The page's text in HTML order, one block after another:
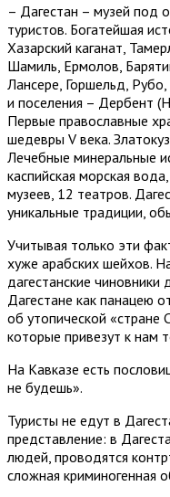
– Дагестан – музей под
туристов. Богатейшая
Хазарский каганат,
Шамиль, Ермолов,
Лансере, Горшельд,
и поселения – Дербент
Первые православные
шедевры V века.
Лечебные минеральные
каспийская морская
музеев, 12 театров.
уникальные традиции,
Учитывая только эти
хуже арабских шейхов.
дагестанские чиновники
Дагестане как панацею
об утопической «стране
которые привезут к нам
На Кавказе есть
не будешь».
Туристы не едут в
представление: в
людей, проводятся
сложная криминогенная